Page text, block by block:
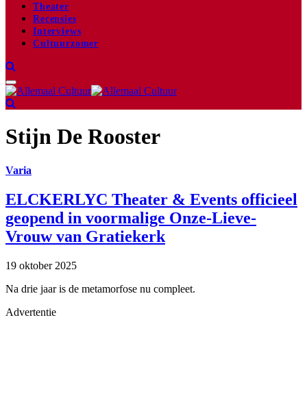
Theater
Recensies
Interviews
Cultuurzomer
Stijn De Rooster
Varia
ELCKERLYC Theater & Events officieel
geopend in voormalige Onze-Lieve-
Vrouw van Gratiekerk
19 oktober 2025
Na drie jaar is de metamorfose nu compleet.
Advertentie